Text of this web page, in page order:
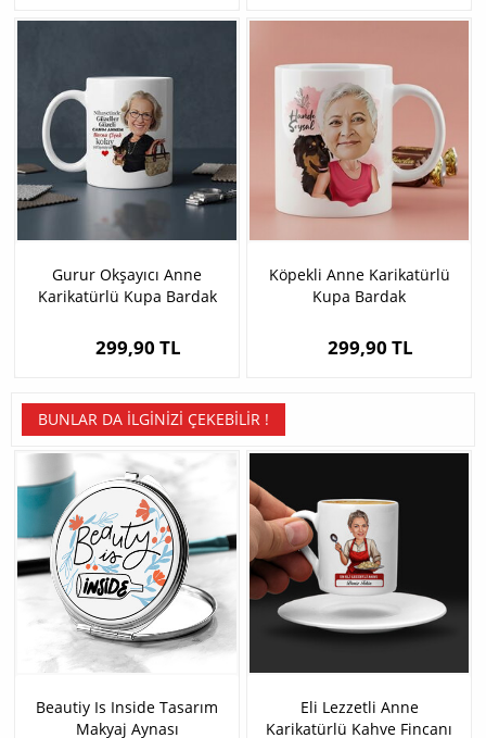
Gurur Okşayıcı Anne
Karikatürlü Kupa Bardak
299,90 TL
Köpekli Anne Karikatürlü
Kupa Bardak
299,90 TL
BUNLAR DA İLGINIZI ÇEKEBILIR !
Beautiy Is Inside Tasarım
Makyaj Aynası
Eli Lezzetli Anne
Karikatürlü Kahve Fincanı